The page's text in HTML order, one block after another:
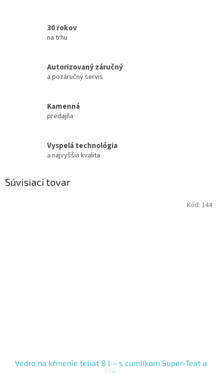
30 rokov
na trhu
Autorizovaný záručný
a pozáručný servis
Kamenná
predajňa
Vyspelá technológia
a najvyššia kvalita
Súvisiaci tovar
Vedro na kŕmenie teliat 8 l – s cumlíkom Super-Teat a
Kód: 144